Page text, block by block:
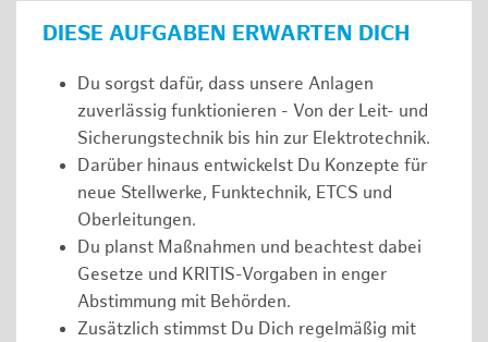
DIESE AUFGABEN ERWARTEN DICH
Du sorgst dafür, dass unsere Anlagen
zuverlässig funktionieren - Von der Leit- und
Sicherungstechnik bis hin zur Elektrotechnik.
Darüber hinaus entwickelst Du Konzepte für
neue Stellwerke, Funktechnik, ETCS und
Oberleitungen.
Du planst Maßnahmen und beachtest dabei
Gesetze und KRITIS-Vorgaben in enger
Abstimmung mit Behörden.
Zusätzlich stimmst Du Dich regelmäßig mit